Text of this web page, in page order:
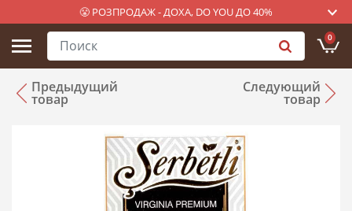
😤 РОЗПРОДАЖ - ДОХА, DO YOU ДО 40%
0
Предыдущий
товар
Следующий
товар